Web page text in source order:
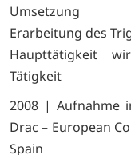
Umsetzung
Erarbeitung des
Haupttätigkeit
Tätigkeit
2008 | Aufnahme
Drac – European
Spain